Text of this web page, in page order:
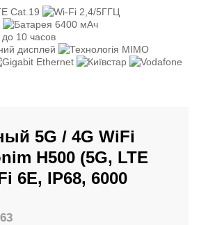
5G / 4G WiFi
H500 (5G, LTE
6E, IP68, 6000